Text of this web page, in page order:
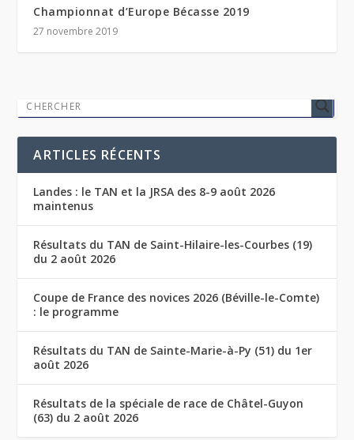
Championnat d’Europe Bécasse 2019
27 novembre 2019
ARTICLES RÉCENTS
Landes : le TAN et la JRSA des 8-9 août 2026
maintenus
Résultats du TAN de Saint-Hilaire-les-Courbes (19)
du 2 août 2026
Coupe de France des novices 2026 (Béville-le-Comte)
: le programme
Résultats du TAN de Sainte-Marie-à-Py (51) du 1er
août 2026
Résultats de la spéciale de race de Châtel-Guyon
(63) du 2 août 2026